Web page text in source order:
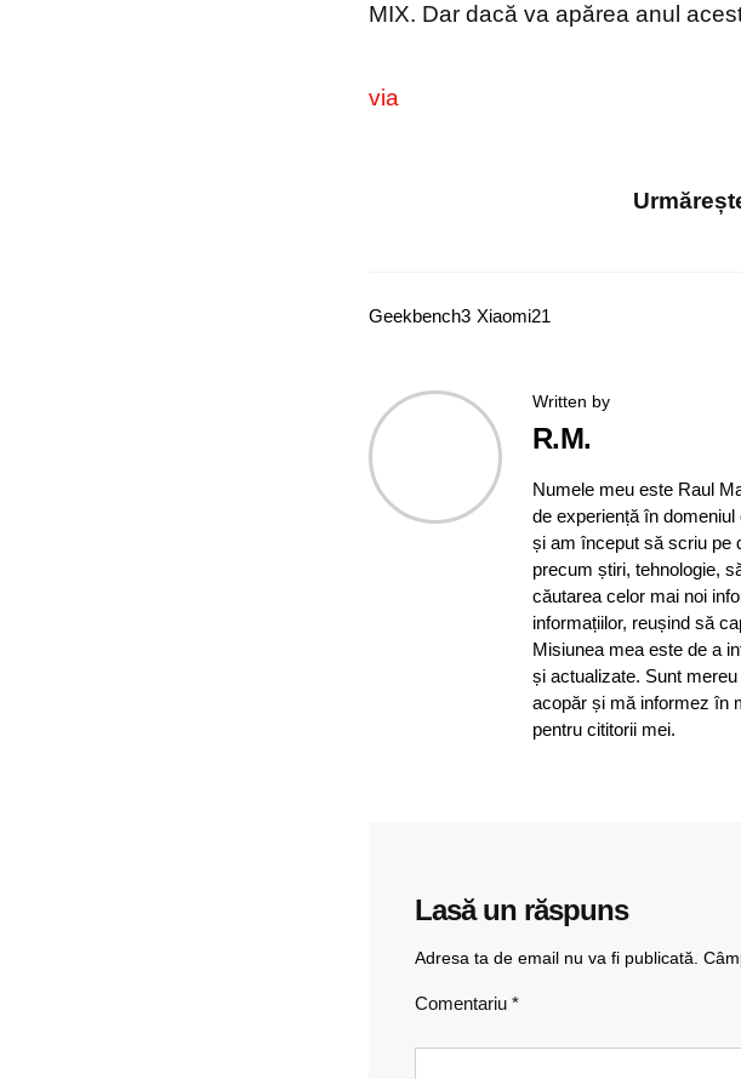
MIX. Dar dacă va apărea anul
via
Geekbench3 Xiaomi21
Written by
R.M.
Numele meu este Raul
de experiență în
și am început să scriu pe
precum știri, tehnologie,
căutarea celor mai noi
informațiilor, reușind să
Misiunea mea este de a
și actualizate. Sunt
acopăr și mă informez în
pentru cititorii mei.
Lasă un răspuns
Adresa ta de email nu va fi publicată.
Comentariu *